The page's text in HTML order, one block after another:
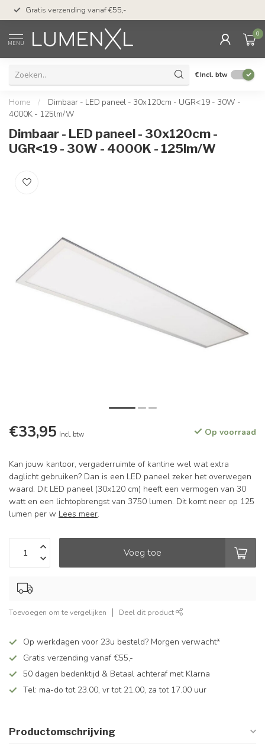
Gratis verzending vanaf €55,-
MENU
0
€Incl. btw
Home /
Dimbaar - LED paneel - 30x120cm - UGR<19 - 30W -
4000K - 125lm/W
Dimbaar - LED paneel - 30x120cm -
UGR<19 - 30W - 4000K - 125lm/W
€33,95 Incl. btw Op voorraad
Kan jouw kantoor, vergaderruimte of kantine wel wat extra
daglicht gebruiken? Dan is een LED paneel zeker het overwegen
waard. Dit LED paneel (30x120 cm) heeft een vermogen van 30
watt en een lichtopbrengst van 3750 lumen. Dit komt neer op 125
lumen per w Lees meer.
Voeg toe
Toevoegen om te vergelijken Deel dit product
Op werkdagen voor 23u besteld? Morgen verwacht*
Gratis verzending vanaf €55,-
50 dagen bedenktijd & Betaal achteraf met Klarna
Tel: ma-do tot 23.00, vr tot 21.00, za tot 17.00 uur
Productomschrijving